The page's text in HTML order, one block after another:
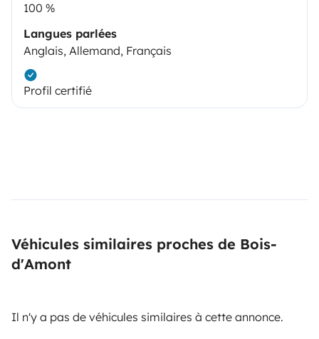
100 %
Langues parlées
Anglais, Allemand, Français
Profil certifié
Véhicules similaires proches de Bois-
d'Amont
Il n'y a pas de véhicules similaires à cette annonce.